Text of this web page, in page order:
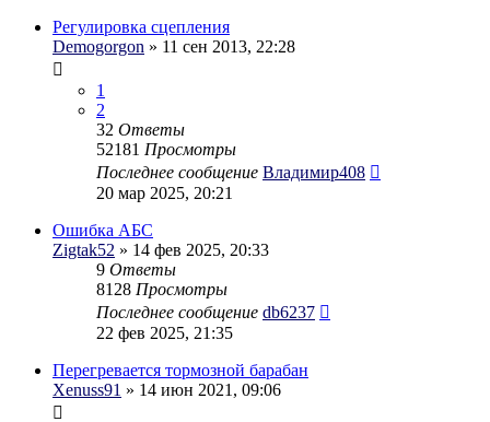
Регулировка сцепления
Demogorgon » 11 сен 2013, 22:28
1
2
32 Ответы
52181 Просмотры
Последнее сообщение Владимир408
20 мар 2025, 20:21
Ошибка АБС
Zigtak52 » 14 фев 2025, 20:33
9 Ответы
8128 Просмотры
Последнее сообщение db6237
22 фев 2025, 21:35
Перегревается тормозной барабан
Xenuss91 » 14 июн 2021, 09:06